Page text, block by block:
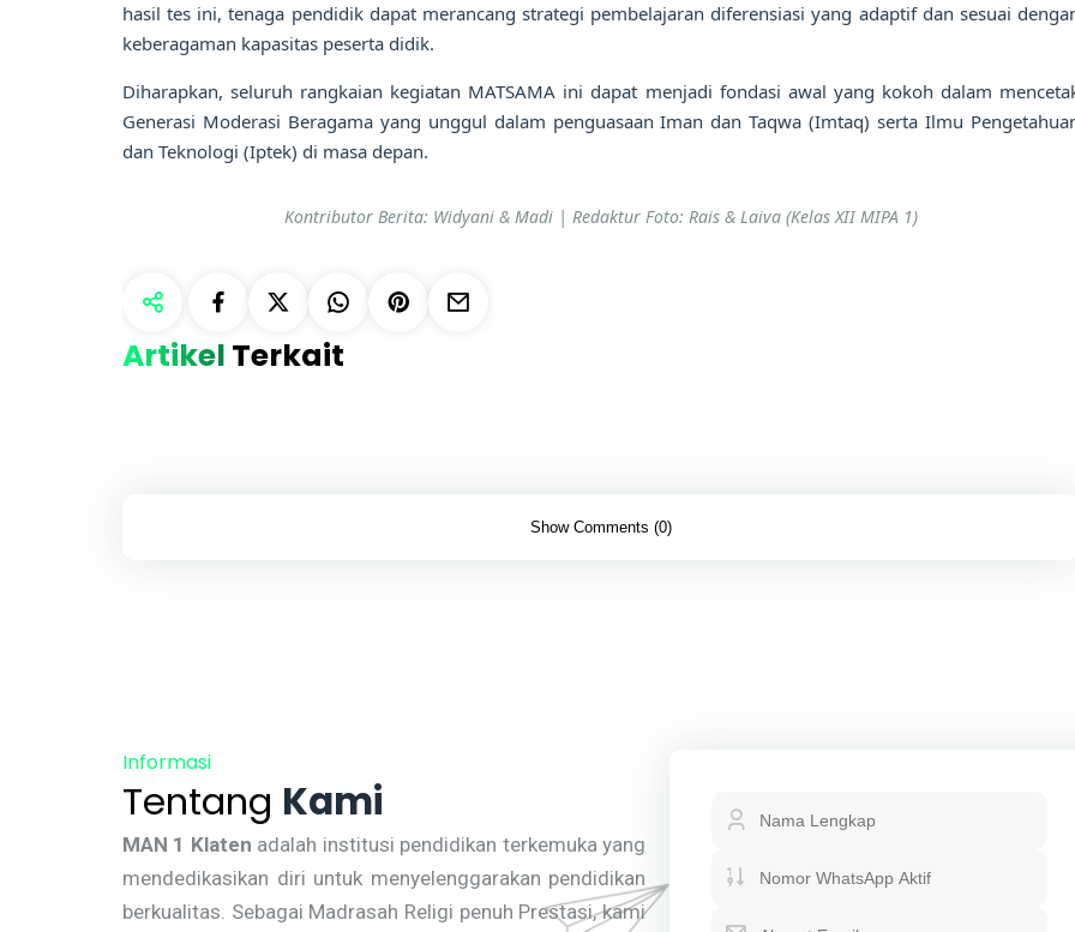
hasil tes ini, tenaga pendidik dapat merancang strategi pembelajaran diferensiasi yang adaptif dan sesuai
keberagaman kapasitas peserta didik.
Diharapkan, seluruh rangkaian kegiatan MATSAMA ini dapat menjadi fondasi awal yang kokoh dalam
Generasi Moderasi Beragama yang unggul dalam penguasaan Iman dan Taqwa (Imtaq) serta Ilmu
dan Teknologi (Iptek) di masa depan.
Kontributor Berita: Widyani & Madi | Redaktur Foto: Rais & Laiva (Kelas XII MIPA 1)
Artikel Terkait
Show Comments (0)
Informasi
Tentang Kami
MAN 1 Klaten adalah institusi pendidikan terkemuka yang
mendedikasikan diri untuk menyelenggarakan pendidikan
berkualitas. Sebagai Madrasah Religi penuh Prestasi, kami